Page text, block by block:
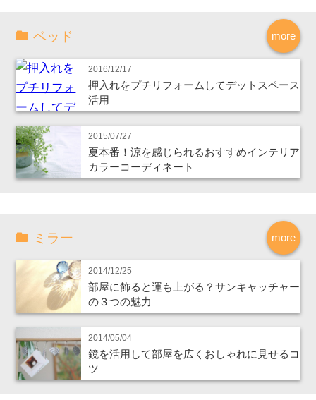
more
ベッド
2016/12/17
押入れをプチリフォームしてデットスペース
活用
2015/07/27
夏本番！涼を感じられるおすすめインテリア
カラーコーディネート
more
ミラー
2014/12/25
部屋に飾ると運も上がる？サンキャッチャー
の３つの魅力
2014/05/04
鏡を活用して部屋を広くおしゃれに見せるコ
ツ